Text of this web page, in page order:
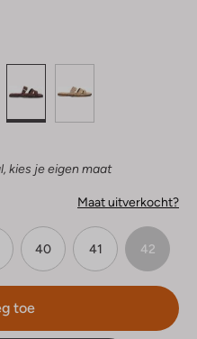
kies je eigen maat
Maat uitverkocht?
40 41 42
toe